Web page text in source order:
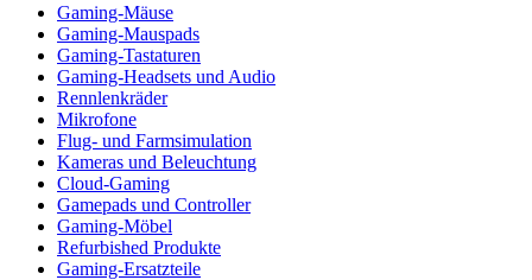
Gaming-Mäuse
Gaming-Mauspads
Gaming-Tastaturen
Gaming-Headsets und Audio
Rennlenkräder
Mikrofone
Flug- und Farmsimulation
Kameras und Beleuchtung
Cloud-Gaming
Gamepads und Controller
Gaming-Möbel
Refurbished Produkte
Gaming-Ersatzteile